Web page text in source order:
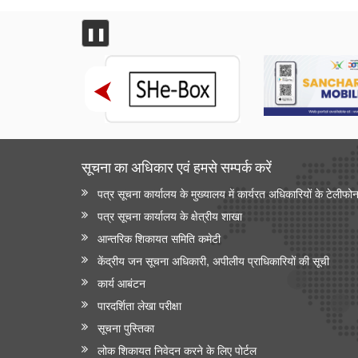
विकास को आकार
कोयला मंत्रालय की सलाहकार समिति ने वाणिज्यिक कोयला
खनन सुधारों और निजी क्षेत्र की भागीदारी को बढ़ावा देने पर चर्चा
अमेरिका से ईंधन मिश्रण के लिए एथेनॉल के आयात पर कोई छूट
या प्रतिबद्धता नहीं
पेटेंट, डिज़ाइन और ट्रेडमार्क महानियंत्रक कार्यालय ने भारत के
15 केन्द्रों पर पेटेंट और ट्रेडमार्क एजेंट परीक्षा 2027 के लिए
संभावित कार्यक्रम घोषित किया
संचार मंत्रालय
प्रधान संचार लेखा नियंत्रक कार्यालय, दिल्ली ने पेंशन अदालत
का सफलतापूर्वक आयोजन किया
❚❚
सूचना का अधिकार एवं हमसे सम्‍पर्क करें
पत्र सूचना कार्यालय के मुख्यालय में कार्यरत अधिकारियों के
पत्र सूचना कार्यालय के क्षेत्रीय शाखा
आन्‍तरिक शिकायत समिति कमेटी
केंद्रीय जन सूचना अधिकारी, अपीलीय प्राधिकारियों की सूची
कार्य आबंटन
पारदर्शिता लेखा परीक्षा
सूचना पुस्तिका
लोक शिकायत निवेदन करने के लिए पोर्टल